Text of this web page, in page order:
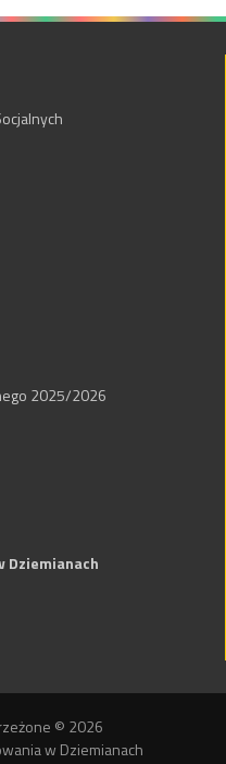
2025/2026
Dziemianach
© 2026
w Dziemianach